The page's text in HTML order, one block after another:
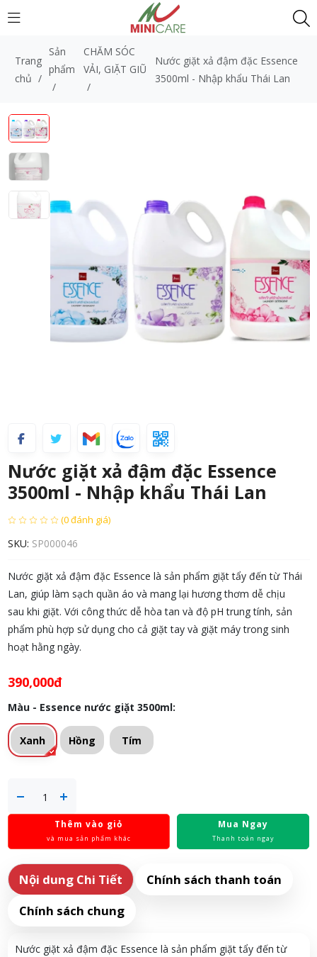
Trang
chủ /
Sản
phẩm
/
CHĂM SÓC
VẢI, GIẶT GIŨ
/
Nước giặt xả đậm đặc Essence
3500ml - Nhập khẩu Thái Lan
Nước giặt xả đậm đặc Essence
3500ml - Nhập khẩu Thái Lan
(0 đánh giá)
SKU: SP000046
Nước giặt xả đậm đặc Essence là sản phẩm giặt tẩy đến từ Thái
Lan, giúp làm sạch quần áo và mang lại hương thơm dễ chịu
sau khi giặt. Với công thức dễ hòa tan và độ pH trung tính, sản
phẩm phù hợp sử dụng cho cả giặt tay và giặt máy trong sinh
hoạt hằng ngày.
390,000đ
Màu - Essence nước giặt 3500ml:
Xanh Hồng Tím
Thêm vào giỏ
và mua sản phẩm khác
Mua Ngay
Thanh toán ngay
Nội dung Chi Tiết
Chính sách thanh toán
Chính sách chung
Nước giặt xả đậm đặc Essence là sản phẩm giặt tẩy đến từ